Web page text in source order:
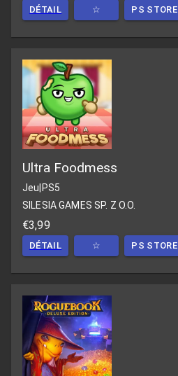
DÉTAIL ☆ PS STORE
Ultra Foodmess
Jeu PS5
SILESIA GAMES SP. Z O.O.
€3,99
DÉTAIL ☆ PS STORE